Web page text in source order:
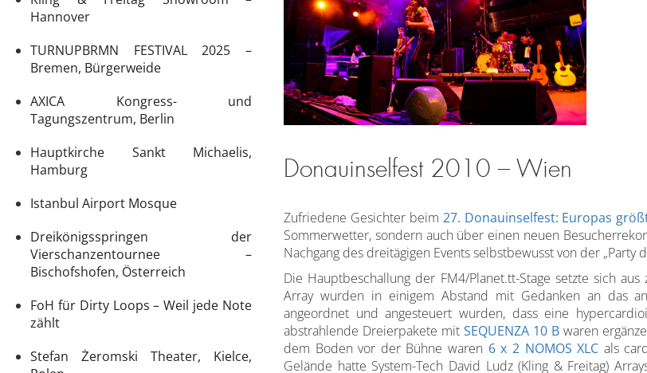
Hannover
TURNUPBRMN FESTIVAL 2025 –
Bremen, Bürgerweide
AXICA Kongress- und
Tagungszentrum, Berlin
Hauptkirche Sankt Michaelis,
Hamburg
Istanbul Airport Mosque
Dreikönigsspringen der
Vierschanzentournee –
Bischofshofen, Österreich
FoH für Dirty Loops – Weil jede Note
zählt
Stefan Żeromski Theater, Kielce,
Donauinselfest 2010 – Wien
Zufriedene Gesichter beim 27. Donauinselfest: Europas
Sommerwetter, sondern auch über einen neuen
Nachgang des dreitägigen Events selbstbewusst von der „Party
Die Hauptbeschallung der FM4/Planet.tt-Stage setzte sich
Array wurden in einigem Abstand mit Gedanken an das
angeordnet und angesteuert wurden, dass eine
abstrahlende Dreierpakete mit SEQUENZA 10 B waren
dem Boden vor der Bühne waren 6 x 2 NOMOS XLC als
Gelände hatte System-Tech David Ludz (Kling & Freitag)